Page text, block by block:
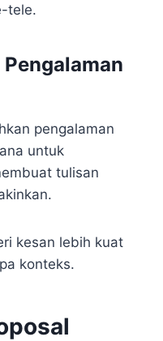
tele.
pengalaman
untuk
tulisan
kesan lebih kuat
konteks.